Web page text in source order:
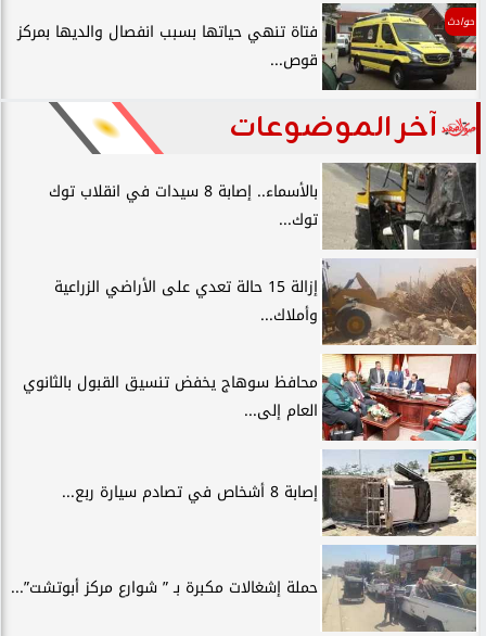
حوادث
فتاة تنهي حياتها بسبب انفصال والديها بمركز
قوص...
آخر الموضوعات
بالأسماء.. إصابة 8 سيدات في انقلاب توك
توك...
إزالة 15 حالة تعدي على الأراضي الزراعية
وأملاك...
محافظ سوهاج يخفض تنسيق القبول بالثانوي
العام إلى...
إصابة 8 أشخاص في تصادم سيارة ربع...
حملة إشغالات مكبرة بـ ” شوارع مركز أبوتشت”...